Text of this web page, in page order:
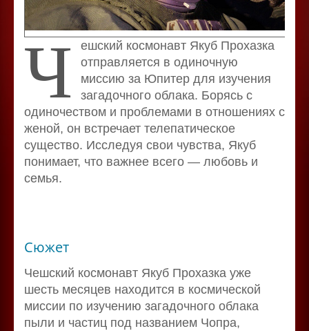
Ч ешский космонавт Якуб Прохазка
отправляется в одиночную
миссию за Юпитер для изучения
загадочного облака. Борясь с
одиночеством и проблемами в отношениях с
женой, он встречает телепатическое
существо. Исследуя свои чувства, Якуб
понимает, что важнее всего — любовь и
семья.
Сюжет
Чешский космонавт Якуб Прохазка уже
шесть месяцев находится в космической
миссии по изучению загадочного облака
пыли и частиц под названием Чопра,